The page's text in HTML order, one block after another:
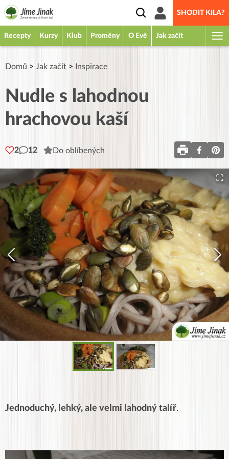
SHODIT KILA?
Recepty Kurzy Klub Proměny O Evě Jak začít
Domů > Jak začít > Inspirace
Nudle s lahodnou
hrachovou kaší
2 12 Do oblíbených
Jednoduchý, lehký, ale velmi lahodný talíř.